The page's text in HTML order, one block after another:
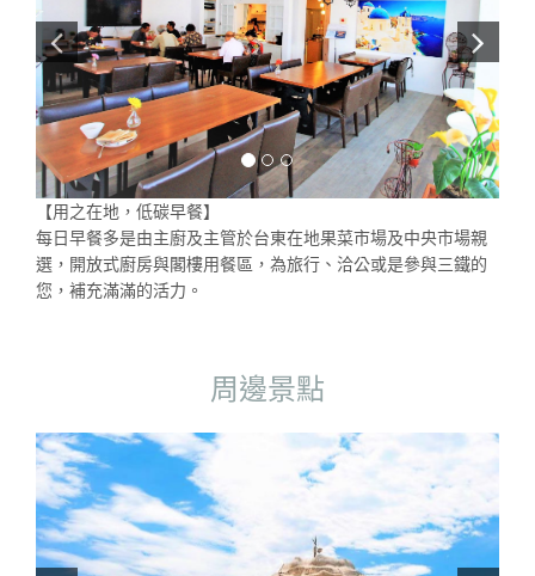
【用之在地，低碳早餐】
每日早餐多是由主廚及主管於台東在地果菜市場及中央市場親
選，開放式廚房與閣樓用餐區，為旅行、洽公或是參與三鐵的
您，補充滿滿的活力。
周邊景點